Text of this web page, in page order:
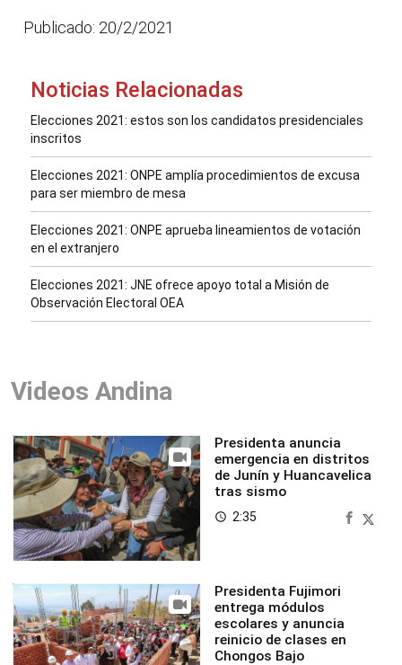
Publicado: 20/2/2021
Noticias Relacionadas
Elecciones 2021: estos son los candidatos presidenciales
inscritos
Elecciones 2021: ONPE amplía procedimientos de excusa
para ser miembro de mesa
Elecciones 2021: ONPE aprueba lineamientos de votación
en el extranjero
Elecciones 2021: JNE ofrece apoyo total a Misión de
Observación Electoral OEA
Videos Andina
Presidenta anuncia
emergencia en distritos
de Junín y Huancavelica
tras sismo
access_time 2:35
Presidenta Fujimori
entrega módulos
escolares y anuncia
reinicio de clases en
Chongos Bajo